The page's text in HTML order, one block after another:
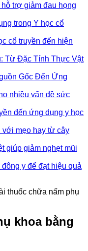
trợ giảm đau họng
trong Y học cổ
cổ truyền đến hiện
Từ Đặc Tính Thực Vật
Gốc Đến Ứng
nhiều vấn đề sức
đến ứng dụng y học
với mẹo hay từ cây
giúp giảm nghẹt mũi
y để đạt hiệu quả
thuốc chữa nấm phụ
khoa bằng